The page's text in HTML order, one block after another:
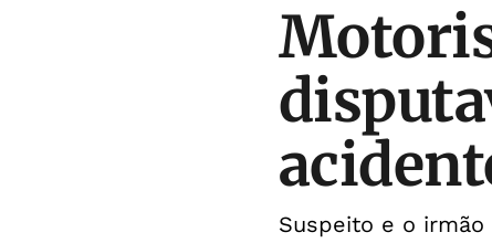
Suspeito e o